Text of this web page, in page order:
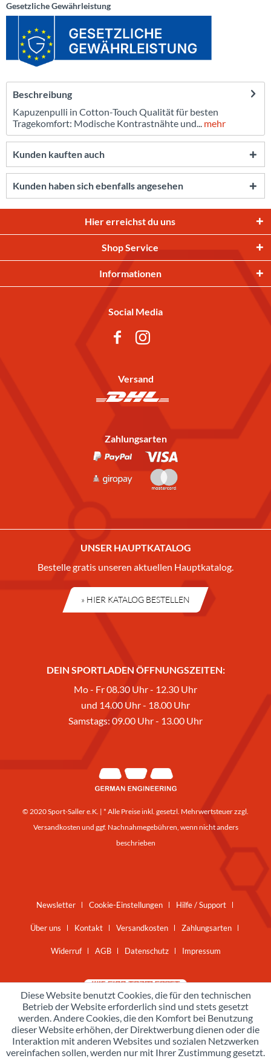
Gesetzliche Gewährleistung
Beschreibung
Kapuzenpulli in Cotton-Touch Qualität für besten
Tragekomfort: Modische Kontrastnähte und... mehr
Kunden kauften auch
Kunden haben sich ebenfalls angesehen
Hier erreichst du uns
Shop Service
Informationen
Social Media
Versand
Zahlungsarten
UNSER HAUPTKATALOG
Bestelle gratis unseren aktuellen Hauptkatalog.
» HIER KATALOG BESTELLEN
DEIN SPORTLADEN ÖFFNUNGSZEITEN:
Mo - Fr 08.30 Uhr - 12.30 Uhr
und 14.00 Uhr - 18.00 Uhr
Samstags: 09.00 Uhr - 13.00 Uhr
© 2020 Sport-Saller e.K. | * Alle Preise inkl. gesetzl. Mehrwertsteuer zzgl.
Versandkosten und ggf. Nachnahmegebühren, wenn nicht anders
beschrieben
Newsletter Cookie-Einstellungen Hilfe / Support
Über uns Kontakt Versandkosten Zahlungsarten
Widerruf AGB Datenschutz Impressum
Diese Website benutzt Cookies, die für den technischen
Betrieb der Website erforderlich sind und stets gesetzt
werden. Andere Cookies, die den Komfort bei Benutzung
dieser Website erhöhen, der Direktwerbung dienen oder die
Interaktion mit anderen Websites und sozialen Netzwerken
vereinfachen sollen, werden nur mit Ihrer Zustimmung gesetzt.